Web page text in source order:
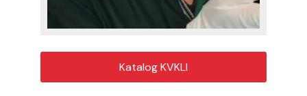
Katalog KVKLI